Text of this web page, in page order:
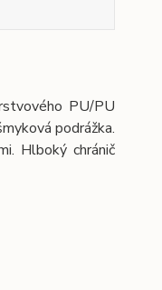
PU/PU
podrážka.
Hlboký chránič